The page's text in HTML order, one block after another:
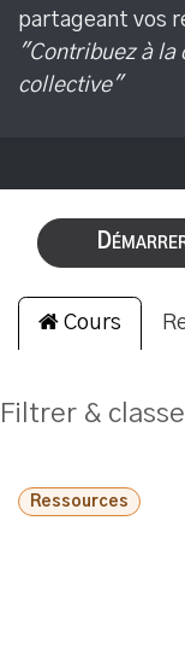
partageant vos
"Contribuez à
collective"
Cours
Filtrer &
Ressources